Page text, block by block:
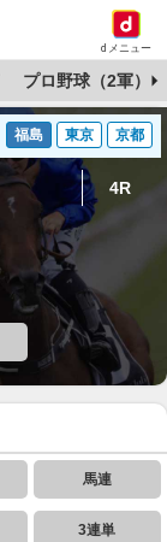
dメニュー
プロ野球（2軍）
福島 東京 京都
4R
馬連
3連単